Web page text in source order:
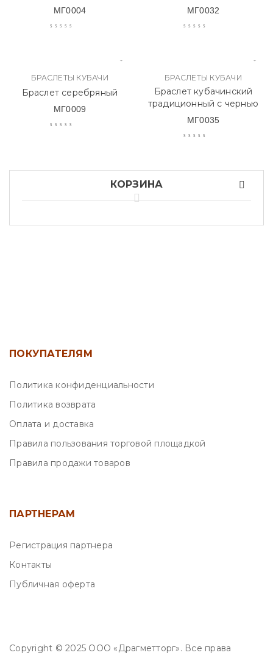
МГ0004 МГ0032
БРАСЛЕТЫ КУБАЧИ
Браслет серебряный
МГ0009
БРАСЛЕТЫ КУБАЧИ
Браслет кубачинский
традиционный с чернью
МГ0035
КОРЗИНА
ПОКУПАТЕЛЯМ
Политика конфиденциальности
Политика возврата
Оплата и доставка
Правила пользования торговой площадкой
Правила продажи товаров
ПАРТНЕРАМ
Регистрация партнера
Контакты
Публичная оферта
Copyright © 2025 ООО «Драгметторг». Все права